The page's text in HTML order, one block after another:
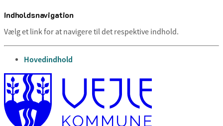
Indholdsnavigation
Vælg et link for at navigere til det respektive indhold.
gå til
Hovedindhold